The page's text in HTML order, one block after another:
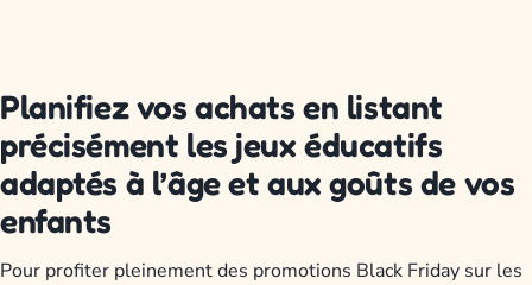
Planifiez vos achats en listant
précisément les jeux éducatifs
adaptés à l’âge et aux goûts de vos
enfants
Pour profiter pleinement des promotions Black Friday sur les